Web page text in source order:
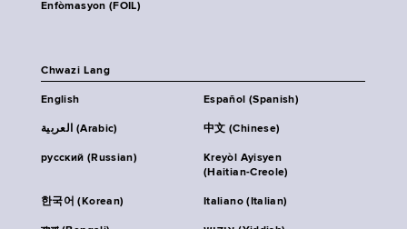
Enfòmasyon (FOIL)
Chwazi Lang
English Español (Spanish)
العربية (Arabic) 中文 (Chinese)
русский (Russian)
Kreyòl Ayisyen
(Haitian-Creole)
한국어 (Korean) Italiano (Italian)